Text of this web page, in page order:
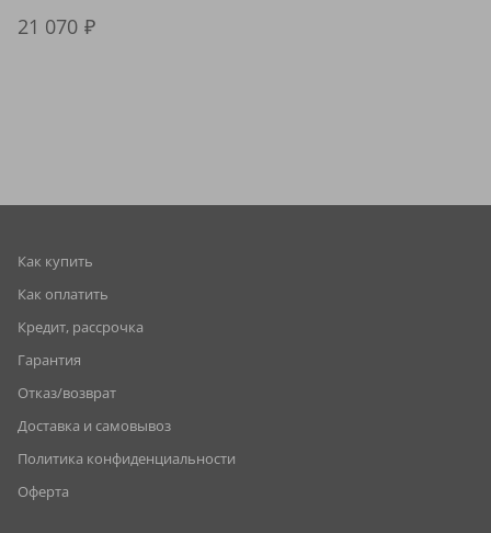
21 070
Как купить
Как оплатить
Кредит, рассрочка
Гарантия
Отказ/возврат
Доставка и самовывоз
Политика конфиденциальности
Оферта